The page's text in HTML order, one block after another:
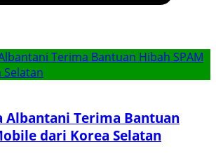
Albantani Terima Bantuan
dari Korea Selatan